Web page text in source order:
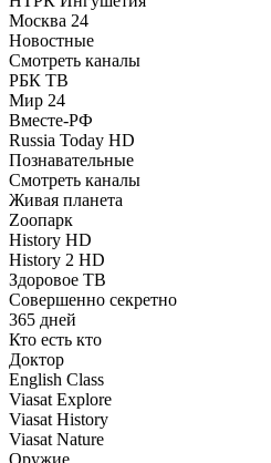
Москва 24
Новостные
Смотреть каналы
РБК ТВ
Мир 24
Вместе-РФ
Russia Today HD
Познавательные
Смотреть каналы
Живая планета
Zooпарк
History HD
History 2 HD
Здоровое ТВ
Совершенно секретно
365 дней
Кто есть кто
Доктор
English Class
Viasat Explore
Viasat History
Viasat Nature
Оружие